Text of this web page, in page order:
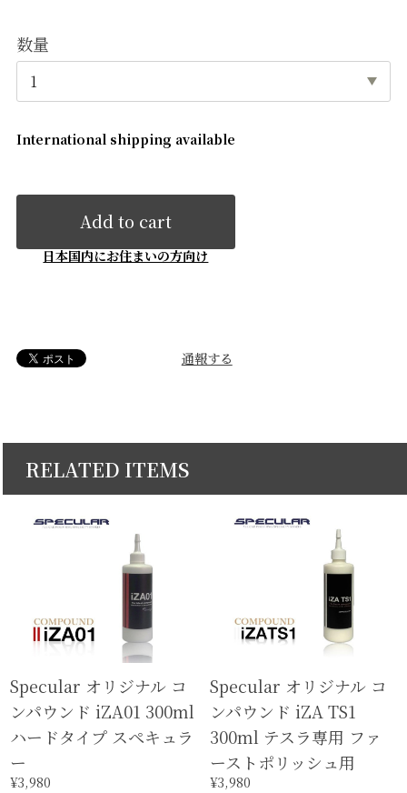
数量
International shipping available
Add to cart
日本国内にお住まいの方向け
通報する
RELATED ITEMS
Specular オリジナル コ
ンパウンド iZA01 300ml
ハードタイプ スペキュラ
ー
¥3,980
Specular オリジナル コ
ンパウンド iZA TS1
300ml テスラ専用 ファ
ーストポリッシュ用
¥3,980